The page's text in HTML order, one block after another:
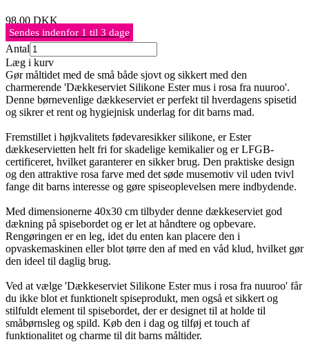
98,00 DKK
Sendes indenfor 1 til 3 dage
Antal
Læg i kurv
Gør måltidet med de små både sjovt og sikkert med den
charmerende 'Dækkeserviet Silikone Ester mus i rosa fra nuuroo'.
Denne børnevenlige dækkeserviet er perfekt til hverdagens spisetid
og sikrer et rent og hygiejnisk underlag for dit barns mad.
Fremstillet i højkvalitets fødevaresikker silikone, er Ester
dækkeservietten helt fri for skadelige kemikalier og er LFGB-
certificeret, hvilket garanterer en sikker brug. Den praktiske design
og den attraktive rosa farve med det søde musemotiv vil uden tvivl
fange dit barns interesse og gøre spiseoplevelsen mere indbydende.
Med dimensionerne 40x30 cm tilbyder denne dækkeserviet god
dækning på spisebordet og er let at håndtere og opbevare.
Rengøringen er en leg, idet du enten kan placere den i
opvaskemaskinen eller blot tørre den af med en våd klud, hvilket gør
den ideel til daglig brug.
Ved at vælge 'Dækkeserviet Silikone Ester mus i rosa fra nuuroo' får
du ikke blot et funktionelt spiseprodukt, men også et sikkert og
stilfuldt element til spisebordet, der er designet til at holde til
småbørnsleg og spild. Køb den i dag og tilføj et touch af
funktionalitet og charme til dit barns måltider.